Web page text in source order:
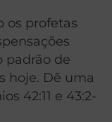
os profetas
padrão de
hoje. Dê uma
42:11 e 43:2-